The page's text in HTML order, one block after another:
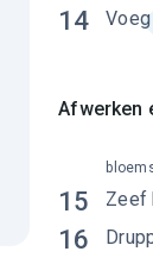
14
Afwerken
15 Zeef
16